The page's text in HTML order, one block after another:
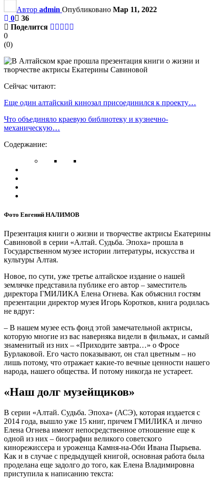
Автор admin Опубликовано Мар 11, 2022
0
36
Поделится
0
(0)
Сейчас читают:
Еще один алтайский кинозал присоединился к проекту…
Что объединяло краевую библиотеку и кузнечно-
механическую…
Содержание:
Фото Евгений НАЛИМОВ
Презентация книги о жизни и творчестве актрисы Екатерины
Савиновой в серии «Алтай. Судьба. Эпоха» прошла в
Государственном музее истории литературы, искусства и
культуры Алтая.
Новое, по сути, уже третье алтайское издание о нашей
землячке представила публике его автор – заместитель
директора ГМИЛИКА Елена Огнева. Как объяснил гостям
презентации директор музея Игорь Коротков, книга родилась
не вдруг:
– В нашем музее есть фонд этой замечательной актрисы,
которую многие из вас наверняка видели в фильмах, и самый
знаменитый из них – «Приходите завтра…» о Фросе
Бурлаковой. Его часто показывают, он стал цветным – но
лишь потому, что отражает какие-то вечные ценности нашего
народа, нашего общества. И потому никогда не устареет.
«Наш долг музейщиков»
В серии «Алтай. Судьба. Эпоха» (АСЭ), которая издается с
2014 года, вышло уже 15 книг, причем ГМИЛИКА и лично
Елена Огнева имеют непосредственное отношение еще к
одной из них – биографии великого советского
кинорежиссера и уроженца Камня-на-Оби Ивана Пырьева.
Как и в случае с предыдущей книгой, основная работа была
проделана еще задолго до того, как Елена Владимировна
приступила к написанию текста: